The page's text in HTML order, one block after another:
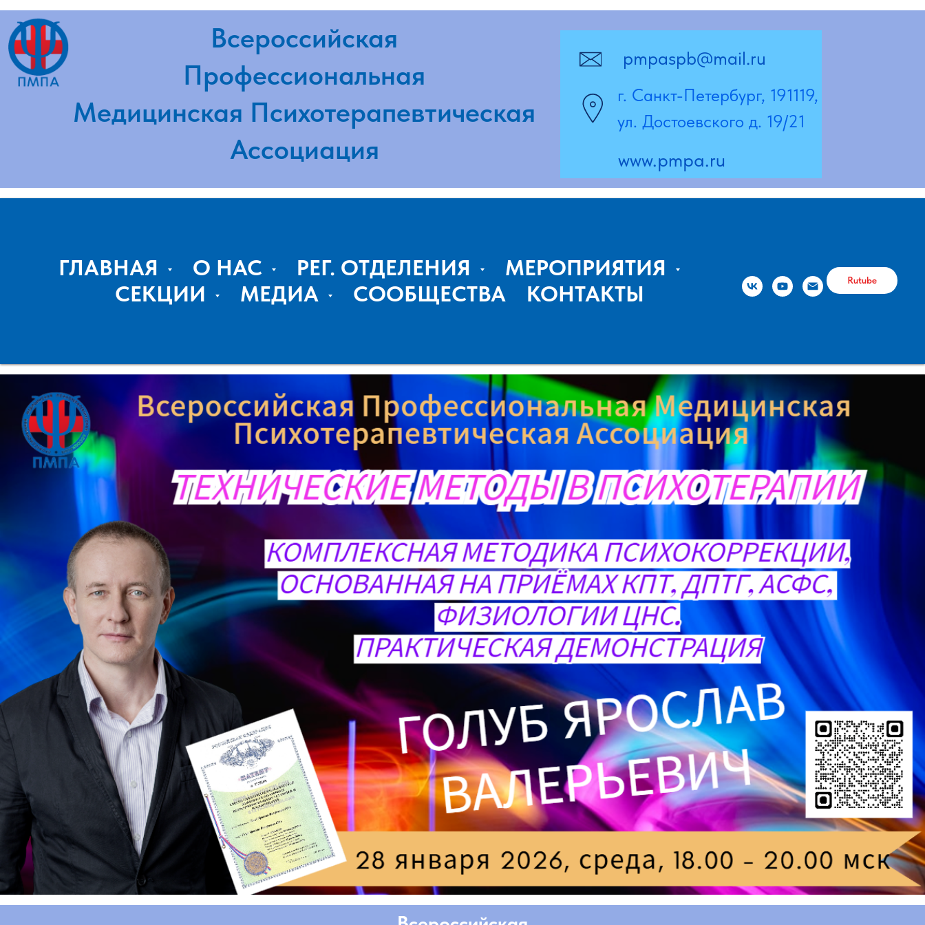
Всероссийская
Профессиональная
Медицинская Психотерапевтическая
Ассоциация
pmpaspb@mail.ru
г. Санкт-Петербург, 191119,
ул. Достоевского д. 19/21
ГЛАВНАЯ О НАС РЕГ. ОТДЕЛЕНИЯ
МЕРОПРИЯТИЯ
СЕКЦИИ
МЕДИА СООБЩЕСТВА КОНТАКТЫ
Rutube